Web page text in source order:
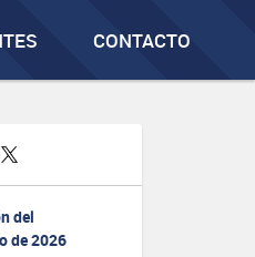
CONTACTO
del
de 2026